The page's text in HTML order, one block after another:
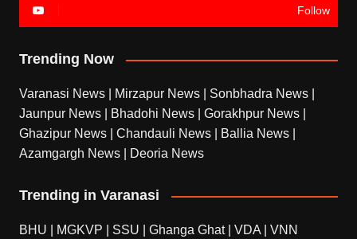
Follow
Trending Now
Varanasi News Mirzapur News Sonbhadra News
Jaunpur News
Bhadohi News Gorakhpur News
Ghazipur News
Chandauli News Ballia News
Azamgargh News
Deoria News
Trending in Varanasi
BHU MGKVP SSU Ghanga Ghat| VDA VNN